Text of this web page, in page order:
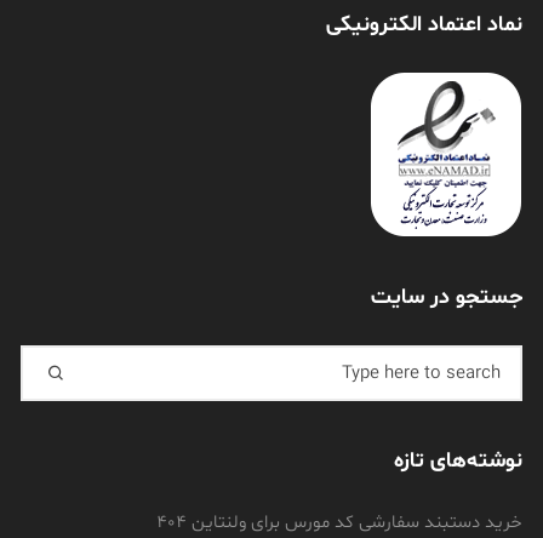
نماد اعتماد الکترونیکی
جستجو در سایت
Search for:
نوشته‌های تازه
خرید دستبند سفارشی کد مورس برای ولنتاین 404